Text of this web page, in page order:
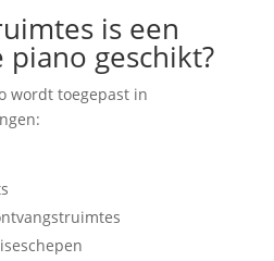
is een
geschikt?
wordt toegepast in